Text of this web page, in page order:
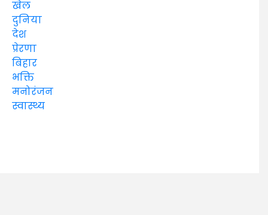
खेल
दुनिया
देश
प्रेरणा
बिहार
भक्ति
मनोरंजन
स्वास्थ्य